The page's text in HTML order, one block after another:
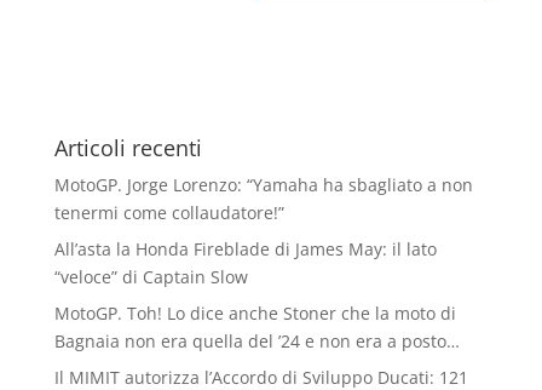
Articoli recenti
MotoGP. Jorge Lorenzo: “Yamaha ha sbagliato a non
tenermi come collaudatore!”
All’asta la Honda Fireblade di James May: il lato
“veloce” di Captain Slow
MotoGP. Toh! Lo dice anche Stoner che la moto di
Bagnaia non era quella del ’24 e non era a posto…
Il MIMIT autorizza l’Accordo di Sviluppo Ducati: 121